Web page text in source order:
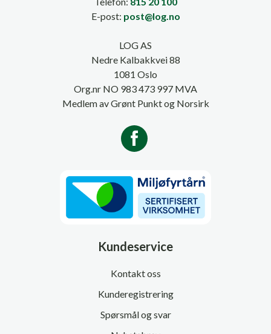
E-post: post@log.no
LOG AS
Nedre Kalbakkvei 88
1081 Oslo
Org.nr NO 983 473 997 MVA
Medlem av Grønt Punkt og Norsirk
Kundeservice
Kontakt oss
Kunderegistrering
Spørsmål og svar